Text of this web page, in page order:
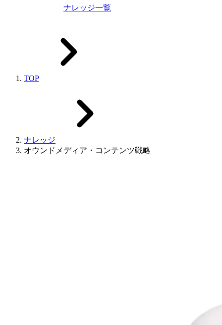
ナレッジ一覧
TOP
ナレッジ
オウンドメディア・コンテンツ戦略